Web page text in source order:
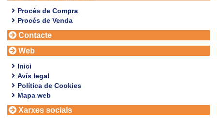
Procés de Compra
Procés de Venda
Contacte
Web
Inici
Avís legal
Política de Cookies
Mapa web
Xarxes socials